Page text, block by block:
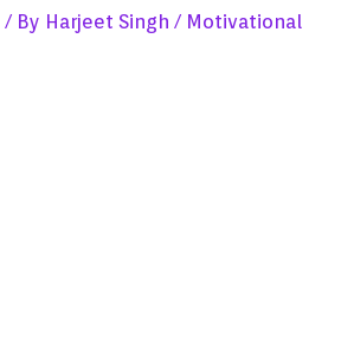
/ By Harjeet Singh / Motivational